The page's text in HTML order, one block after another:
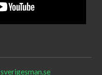
sverigesman.se